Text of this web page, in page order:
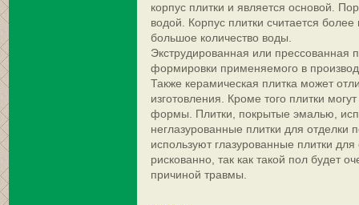
корпус плитки и является основой.
водой. Корпус плитки считается
большое количество воды.
Экструдированная или прессованная
формировки применяемого в
Также керамическая плитка может
изготовления. Кроме того плитки
формы. Плитки, покрытые эмалью,
неглазурованные плитки для отделки
используют глазурованные плитки
рискованно, так как такой пол будет
причиной травмы.